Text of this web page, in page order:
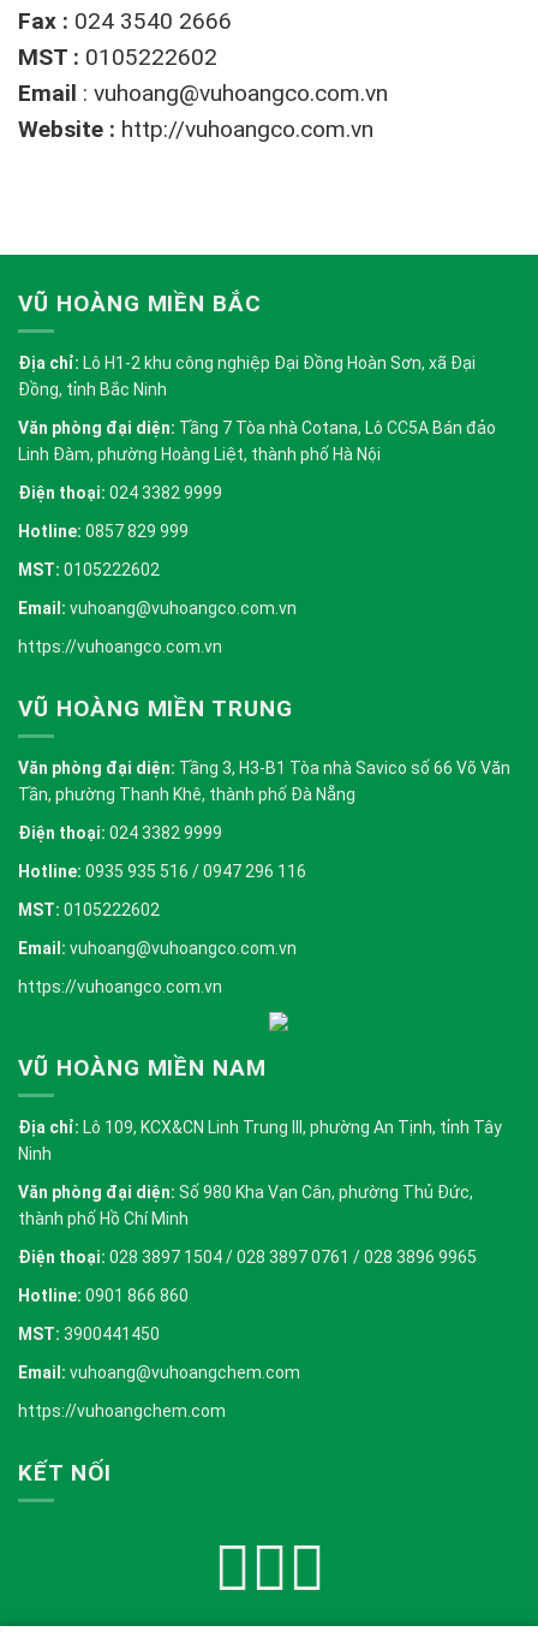
Fax : 024 3540 2666
MST : 0105222602
Email : vuhoang@vuhoangco.com.vn
Website : http://vuhoangco.com.vn
VŨ HOÀNG MIỀN BẮC
Địa chỉ: Lô H1-2 khu công nghiệp Đại Đồng Hoàn Sơn, xã Đại
Đồng, tỉnh Bắc Ninh
Văn phòng đại diện: Tầng 7 Tòa nhà Cotana, Lô CC5A Bán đảo
Linh Đàm, phường Hoàng Liệt, thành phố Hà Nội
Điện thoại: 024 3382 9999
Hotline: 0857 829 999
MST: 0105222602
Email: vuhoang@vuhoangco.com.vn
https://vuhoangco.com.vn
VŨ HOÀNG MIỀN TRUNG
Văn phòng đại diện: Tầng 3, H3-B1 Tòa nhà Savico số 66 Võ Văn
Tần, phường Thanh Khê, thành phố Đà Nẵng
Điện thoại: 024 3382 9999
Hotline: 0935 935 516 / 0947 296 116
MST: 0105222602
Email: vuhoang@vuhoangco.com.vn
https://vuhoangco.com.vn
VŨ HOÀNG MIỀN NAM
Địa chỉ: Lô 109, KCX&CN Linh Trung III, phường An Tịnh, tỉnh Tây
Ninh
Văn phòng đại diện: Số 980 Kha Vạn Cân, phường Thủ Đức,
thành phố Hồ Chí Minh
Điện thoại: 028 3897 1504 / 028 3897 0761 / 028 3896 9965
Hotline: 0901 866 860
MST: 3900441450
Email: vuhoang@vuhoangchem.com
https://vuhoangchem.com
KẾT NỐI